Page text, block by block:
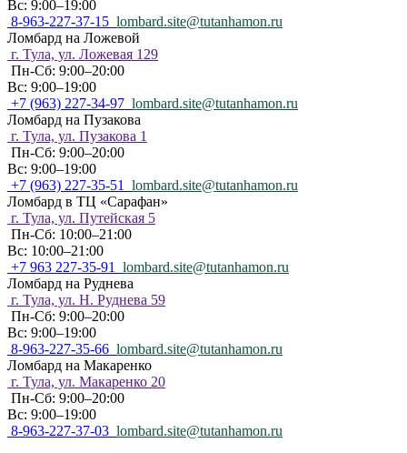
Вс: 9:00–19:00
8-963-227-37-15 lombard.site@tutanhamon.ru
Ломбард на Ложевой
г. Тула, ул. Ложевая 129
Пн-Сб: 9:00–20:00
Вс: 9:00–19:00
+7 (963) 227-34-97 lombard.site@tutanhamon.ru
Ломбард на Пузакова
г. Тула, ул. Пузакова 1
Пн-Сб: 9:00–20:00
Вс: 9:00–19:00
+7 (963) 227-35-51
lombard.site@tutanhamon.ru
Ломбард в ТЦ «Сарафан»
г. Тула, ул. Путейская 5
Пн-Сб: 10:00–21:00
Вс: 10:00–21:00
+7 963 227-35-91
lombard.site@tutanhamon.ru
Ломбард на Руднева
г. Тула, ул. Н. Руднева 59
Пн-Сб: 9:00–20:00
Вс: 9:00–19:00
8-963-227-35-66 lombard.site@tutanhamon.ru
Ломбард на Макаренко
г. Тула, ул. Макаренко 20
Пн-Сб: 9:00–20:00
Вс: 9:00–19:00
8-963-227-37-03 lombard.site@tutanhamon.ru